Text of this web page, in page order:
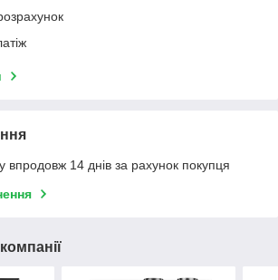
впродовж 14 днів за рахунок покупця